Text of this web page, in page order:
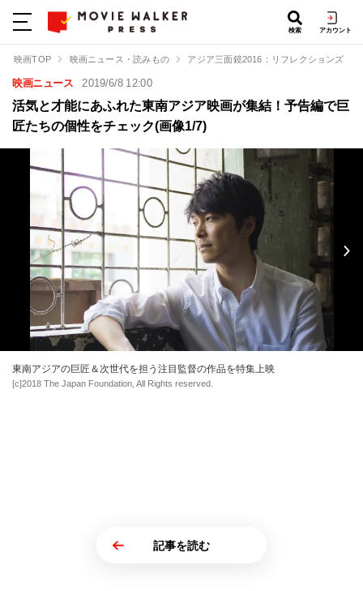
検索 アカウント
映画TOP 映画ニュース・読みもの アジア三面鏡2016：リフレクションズ
映画ニュース 2019/6/8 12:00
活気と才能にあふれた東南アジア映画が集結！予告編で巨
匠たちの個性をチェック(画像1/7)
東南アジアの巨匠＆次世代を担う注目監督の作品を特集上映
[c]2018 The Japan Foundation, All Rights reserved.
記事を読む